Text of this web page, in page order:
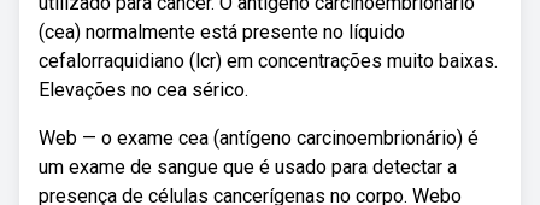
(cea) normalmente está presente no líquido
cefalorraquidiano (lcr) em concentrações muito baixas.
Elevações no cea sérico.
Web — o exame cea (antígeno carcinoembrionário) é
um exame de sangue que é usado para detectar a
presença de células cancerígenas no corpo. Webo